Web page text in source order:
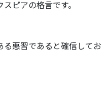
ピアの格言です。
る悪習であると確信してお